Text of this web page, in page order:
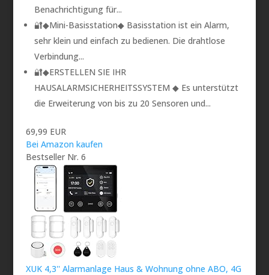
Benachrichtigung für...
🔐◆Mini-Basisstation◆ Basisstation ist ein Alarm,
sehr klein und einfach zu bedienen. Die drahtlose
Verbindung...
🔐◆ERSTELLEN SIE IHR
HAUSALARMSICHERHEITSSYSTEM ◆ Es unterstützt
die Erweiterung von bis zu 20 Sensoren und...
69,99 EUR
Bei Amazon kaufen
Bestseller Nr. 6
XUK 4,3'' Alarmanlage Haus & Wohnung ohne ABO, 4G